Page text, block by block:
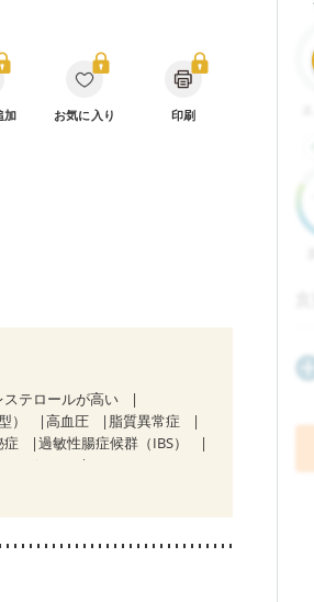
加 お気に入り 印刷
ステロールが高い
） 高血圧
脂質異常症
症
過敏性腸症候群（IBS）
ージ２）